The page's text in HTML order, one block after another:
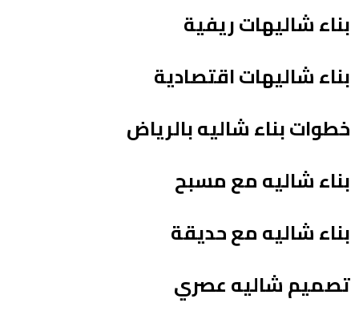
بناء شاليهات ريفية
بناء شاليهات اقتصادية
خطوات بناء شاليه بالرياض
بناء شاليه مع مسبح
بناء شاليه مع حديقة
تصميم شاليه عصري